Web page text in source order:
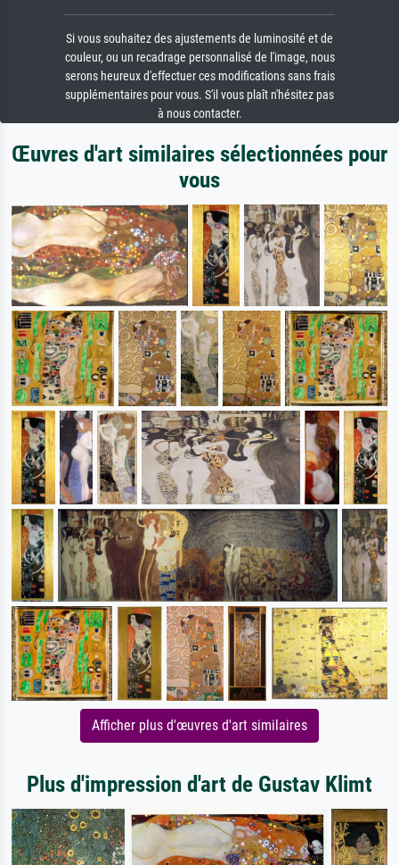
Si vous souhaitez des ajustements de luminosité et de
couleur, ou un recadrage personnalisé de l'image, nous
serons heureux d'effectuer ces modifications sans frais
supplémentaires pour vous. S'il vous plaît n'hésitez pas
à nous contacter.
Œuvres d'art similaires sélectionnées pour
vous
Afficher plus d'œuvres d'art similaires
Plus d'impression d'art de Gustav Klimt